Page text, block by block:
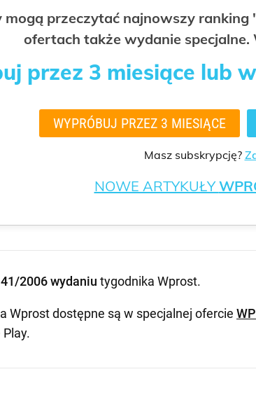
mogą przeczytać najnowszy
ofertach także wydanie
przez 3 miesiące lub
WYPRÓBUJ PRZEZ 3 MIESIĄCE
Masz subskrypcję?
NOWE ARTYKUŁY
41/2006 wydaniu tygodnika Wprost.
Wprost dostępne są w specjalnej ofercie
Play.